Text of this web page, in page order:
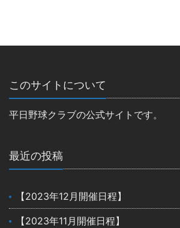
このサイトについて
平日野球クラブの公式サイトです。
最近の投稿
【2023年12月開催日程】
【2023年11月開催日程】